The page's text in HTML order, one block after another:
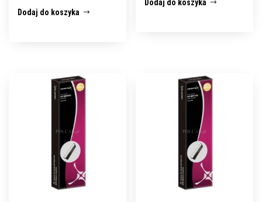
Dodaj do koszyka
Dodaj do koszyka